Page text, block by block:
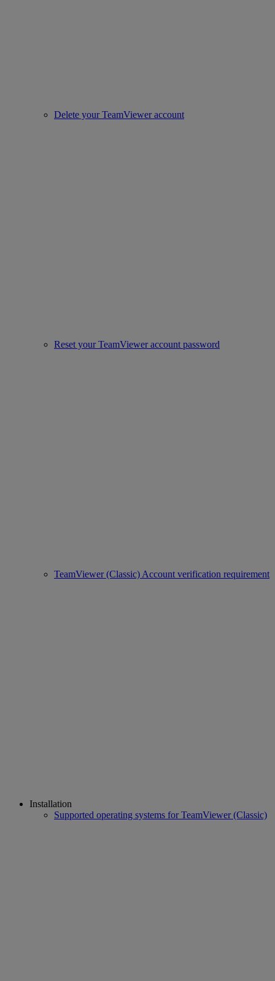
Delete your TeamViewer account
Reset your TeamViewer account password
TeamViewer (Classic) Account verification requirement
Installation
Supported operating systems for TeamViewer (Classic)